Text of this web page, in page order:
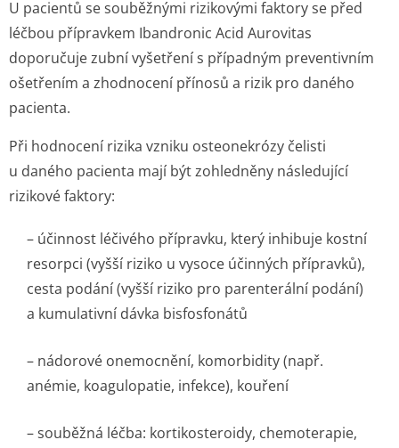
U pacientů se souběžnými rizikovými faktory se před
léčbou přípravkem Ibandronic Acid Aurovitas
doporučuje zubní vyšetření s případným preventivním
ošetřením a zhodnocení přínosů a rizik pro daného
pacienta.
Při hodnocení rizika vzniku osteonekrózy čelisti
u daného pacienta mají být zohledněny následující
rizikové faktory:
– účinnost léčivého přípravku, který inhibuje kostní
resorpci (vyšší riziko u vysoce účinných přípravků),
cesta podání (vyšší riziko pro parenterální podání)
a kumulativní dávka bisfosfonátů
– nádorové onemocnění, komorbidity (např.
anémie, koagulopatie, infekce), kouření
– souběžná léčba: kortikosteroidy, chemoterapie,